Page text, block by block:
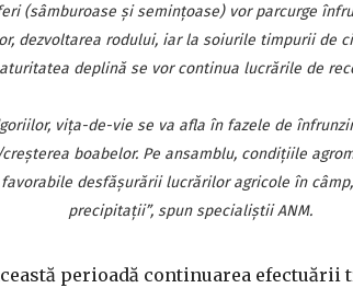
(sâmburoase şi seminţoase) vor parcurge
dezvoltarea rodului, iar la soiurile timpurii de
deplină se vor continua lucrările de
viţa-de-vie se va afla în fazele de
boabelor. Pe ansamblu, condiţiile
desfăşurării lucrărilor agricole în
precipitaţii”, spun specialiştii ANM.
perioadă continuarea